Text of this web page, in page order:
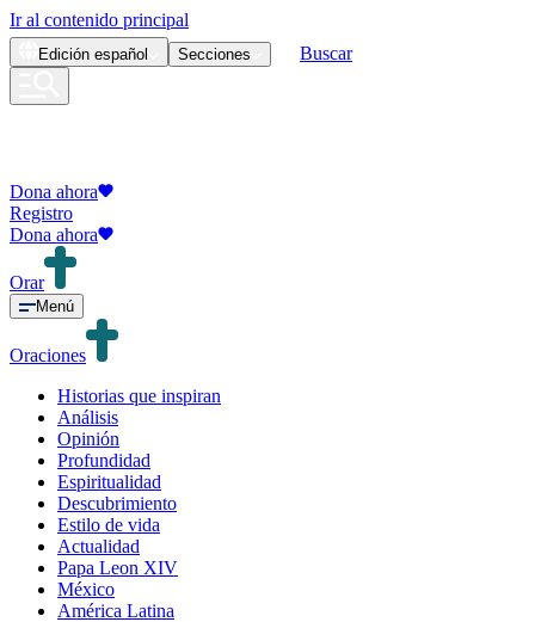
Ir al contenido principal
Edición español Secciones Buscar
Dona ahora
Registro
Dona ahora
Orar
Menú
Oraciones
Historias que inspiran
Análisis
Opinión
Profundidad
Espiritualidad
Descubrimiento
Estilo de vida
Actualidad
Papa Leon XIV
México
América Latina